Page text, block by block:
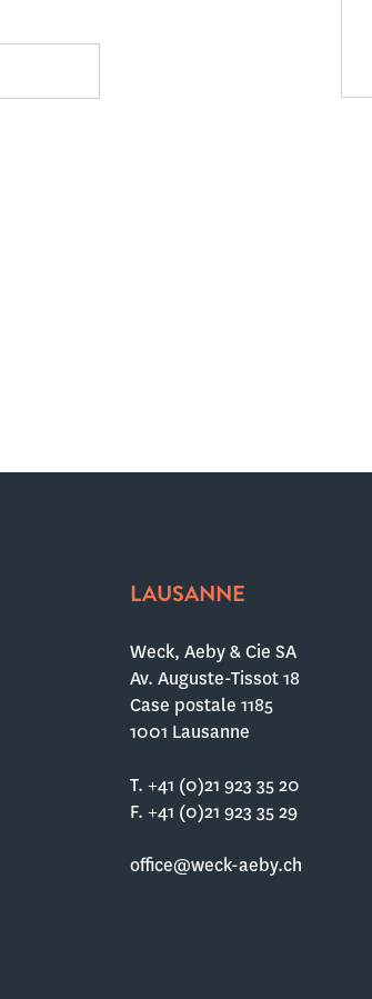
LAUSANNE
Weck, Aeby & Cie SA
Av. Auguste-Tissot 18
Case postale 1185
1001 Lausanne
T. +41 (0)21 923 35 20
F. +41 (0)21 923 35 29
office@weck-aeby.ch